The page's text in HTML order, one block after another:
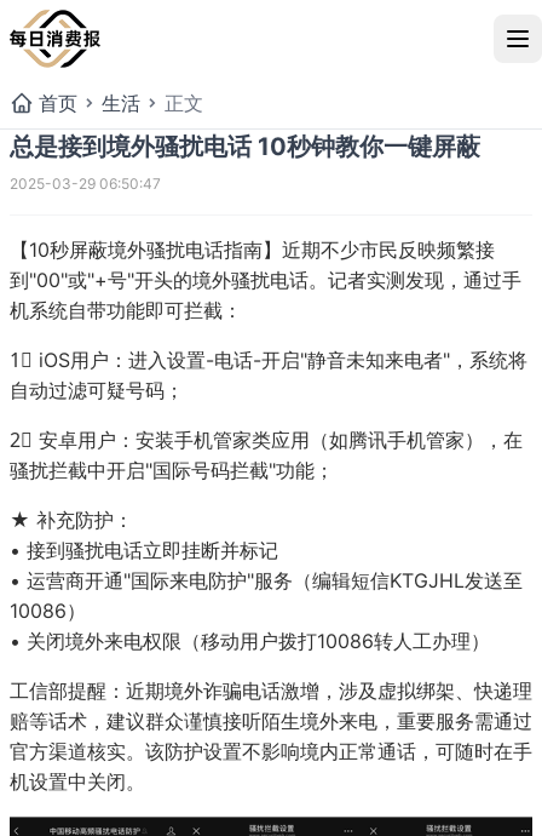
首页 生活 正文
总是接到境外骚扰电话 10秒钟教你一键屏蔽
2025-03-29 06:50:47
【10秒屏蔽境外骚扰电话指南】近期不少市民反映频繁接
到"00"或"+号"开头的境外骚扰电话。记者实测发现，通过手
机系统自带功能即可拦截：
1⃣ iOS用户：进入设置-电话-开启"静音未知来电者"，系统将
自动过滤可疑号码；
2⃣ 安卓用户：安装手机管家类应用（如腾讯手机管家），在
骚扰拦截中开启"国际号码拦截"功能；
★ 补充防护：
• 接到骚扰电话立即挂断并标记
• 运营商开通"国际来电防护"服务（编辑短信KTGJHL发送至
10086）
• 关闭境外来电权限（移动用户拨打10086转人工办理）
工信部提醒：近期境外诈骗电话激增，涉及虚拟绑架、快递理
赔等话术，建议群众谨慎接听陌生境外来电，重要服务需通过
官方渠道核实。该防护设置不影响境内正常通话，可随时在手
机设置中关闭。
总是接到境外骚扰电话 10
【10秒屏蔽境外骚扰电话指南】近
到"00